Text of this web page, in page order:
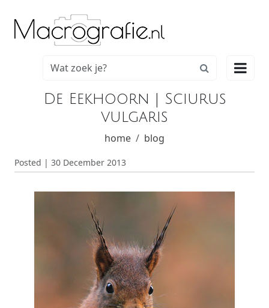

De Eekhoorn | Sciurus
vulgaris
home blog
Posted | 30 December 2013